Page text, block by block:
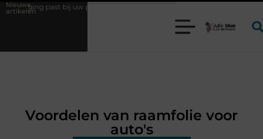
Nieuwe
artikelen
uw productieproces?
Voordelen van raamfolie voor
auto's